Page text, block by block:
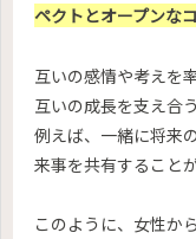
ペクトとオープンな
互いの感情や考えを
互いの成長を支え合
例えば、一緒に将来
来事を共有すること
このように、女性か